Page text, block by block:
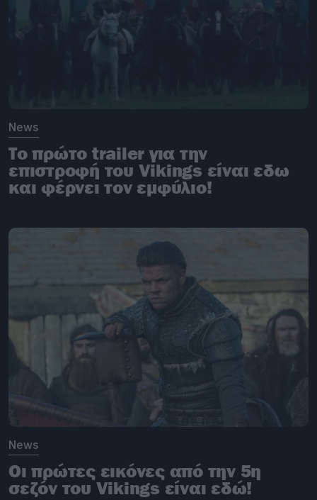
News
Το πρώτο trailer για την
επιστροφή του Vikings είναι εδω
και φέρνει τον εμφύλιο!
News
Οι πρώτες εικόνες από την 5η
σεζόν του Vikings είναι εδώ!